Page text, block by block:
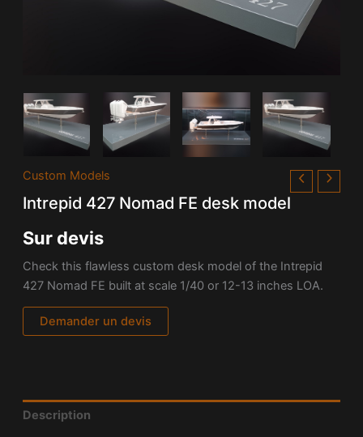
Custom Models
Intrepid 427 Nomad FE desk model
Sur devis
Check this flawless custom desk model of the Intrepid
427 Nomad FE built at scale 1/40 or 12-13 inches LOA.
Demander un devis
Description